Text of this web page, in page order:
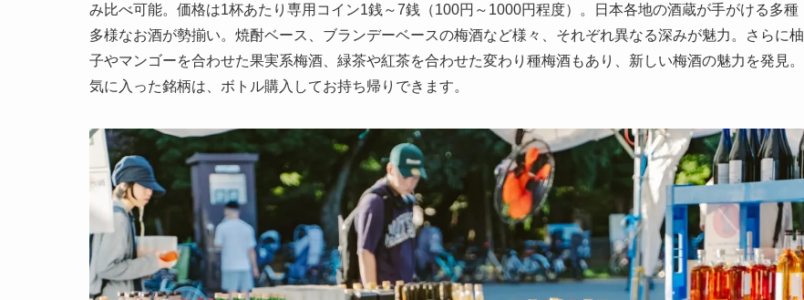
み比べ可能。価格は1杯あたり専用コイン1銭～7銭（100円～1000円程度）。日本各地の酒蔵が手がける多種
多様なお酒が勢揃い。焼酎ベース、ブランデーベースの梅酒など様々、それぞれ異なる深みが魅力。さらに柚
子やマンゴーを合わせた果実系梅酒、緑茶や紅茶を合わせた変わり種梅酒もあり、新しい梅酒の魅力を発見。
気に入った銘柄は、ボトル購入してお持ち帰りできます。